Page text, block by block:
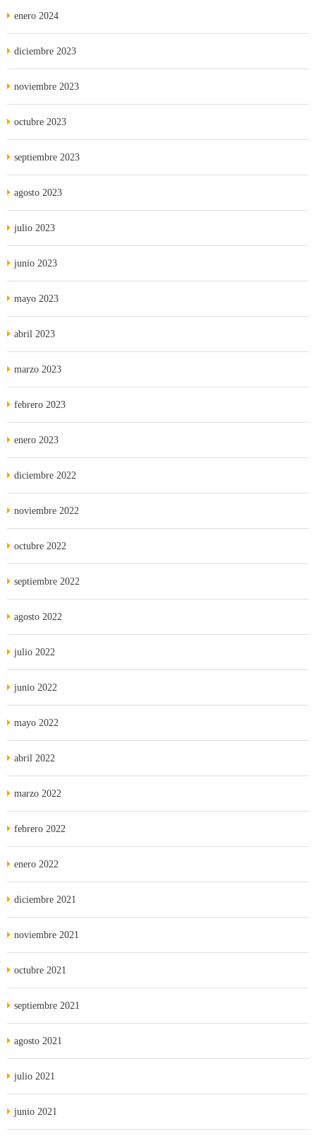
enero 2024
diciembre 2023
noviembre 2023
octubre 2023
septiembre 2023
agosto 2023
julio 2023
junio 2023
mayo 2023
abril 2023
marzo 2023
febrero 2023
enero 2023
diciembre 2022
noviembre 2022
octubre 2022
septiembre 2022
agosto 2022
julio 2022
junio 2022
mayo 2022
abril 2022
marzo 2022
febrero 2022
enero 2022
diciembre 2021
noviembre 2021
octubre 2021
septiembre 2021
agosto 2021
julio 2021
junio 2021